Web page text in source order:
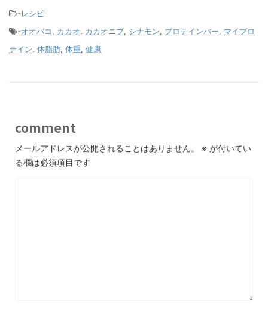
-レシピ
-オオバコ, カカオ, カカオニブ, シナモン, プロテインバー, マイプロ
テイン, 体脂肪, 体重, 健康
comment
メールアドレスが公開されることはありません。 ※ が付いてい
る欄は必須項目です